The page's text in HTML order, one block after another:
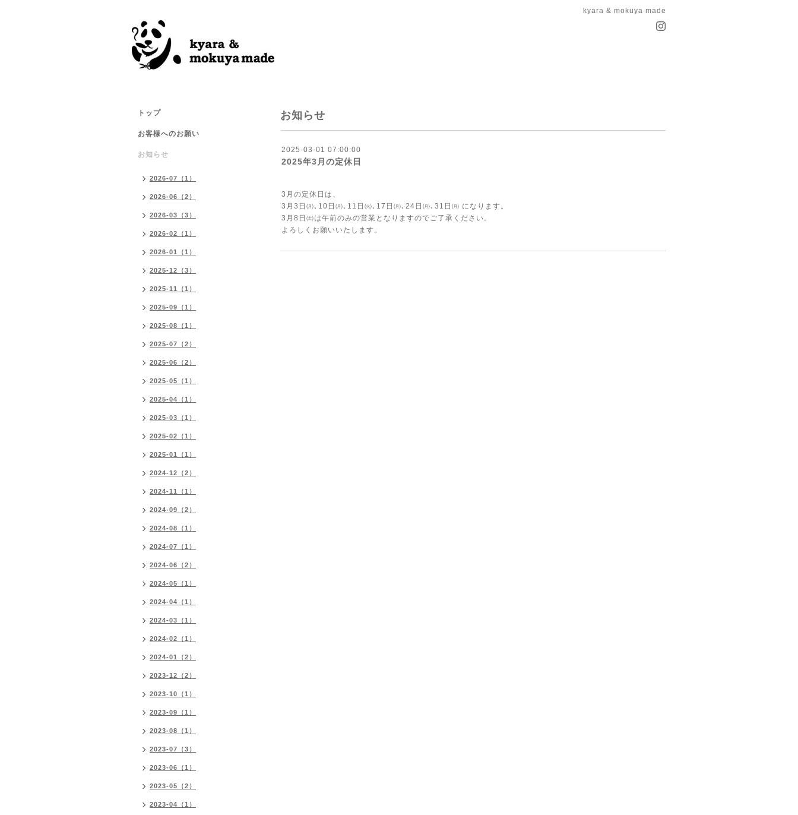
kyara & mokuya made
お知らせ
2025-03-01 07:00:00
2025年3月の定休日
3月の定休日は、
3月3日㈪､10日㈪､11日㈫､17日㈪､24日㈪､31日㈪ になります。
3月8日㈯は午前のみの営業となりますのでご了承ください。
よろしくお願いいたします。
トップ
お客様へのお願い
お知らせ
2026-07（1）
2026-06（2）
2026-03（3）
2026-02（1）
2026-01（1）
2025-12（3）
2025-11（1）
2025-09（1）
2025-08（1）
2025-07（2）
2025-06（2）
2025-05（1）
2025-04（1）
2025-03（1）
2025-02（1）
2025-01（1）
2024-12（2）
2024-11（1）
2024-09（2）
2024-08（1）
2024-07（1）
2024-06（2）
2024-05（1）
2024-04（1）
2024-03（1）
2024-02（1）
2024-01（2）
2023-12（2）
2023-10（1）
2023-09（1）
2023-08（1）
2023-07（3）
2023-06（1）
2023-05（2）
2023-04（1）